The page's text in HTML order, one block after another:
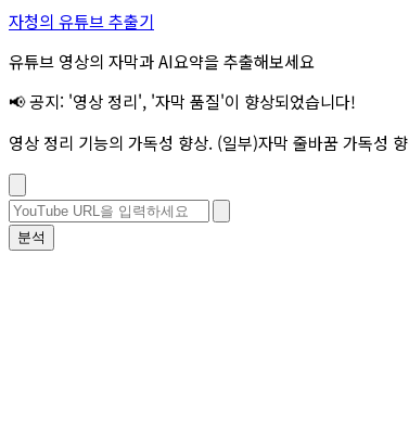
자청의 유튜브 추출기
유튜브 영상의 자막과 AI요약을 추출해보세요
📢 공지: '영상 정리', '자막 품질'이 향상되었습니다!
영상 정리 기능의 가독성 향상. (일부)자막 줄바꿈 가독성
분석